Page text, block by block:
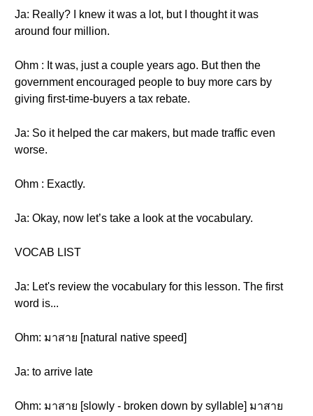
Ja: Really? I knew it was a lot, but I thought it was
around four million.
Ohm : It was, just a couple years ago. But then the
government encouraged people to buy more cars by
giving first-time-buyers a tax rebate.
Ja: So it helped the car makers, but made traffic even
worse.
Ohm : Exactly.
Ja: Okay, now let’s take a look at the vocabulary.
VOCAB LIST
Ja: Let's review the vocabulary for this lesson. The first
word is...
Ohm: มาสาย [natural native speed]
Ja: to arrive late
Ohm: มาสาย [slowly - broken down by syllable] มาสาย